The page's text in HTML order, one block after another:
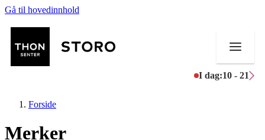
Gå til hovedinnhold
I dag:10 - 21
Forside
Merker